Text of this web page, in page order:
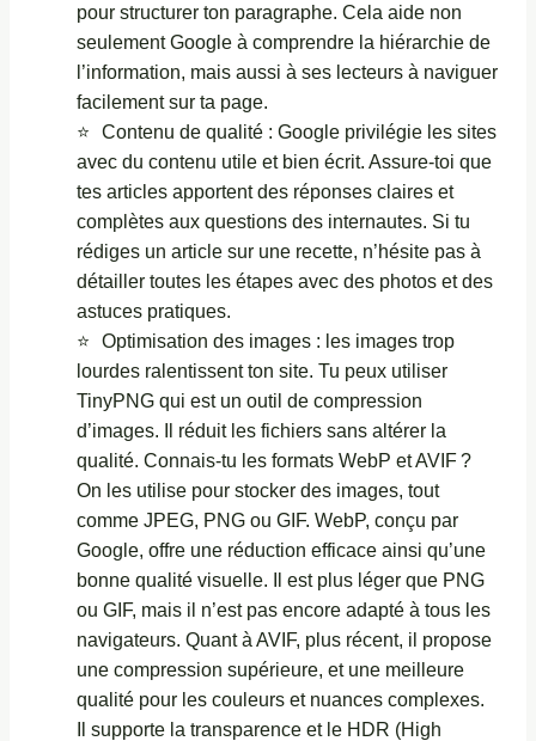
pour structurer ton paragraphe. Cela aide non
seulement Google à comprendre la hiérarchie de
l’information, mais aussi à ses lecteurs à naviguer
facilement sur ta page.
Contenu de qualité : Google privilégie les sites
avec du contenu utile et bien écrit. Assure-toi que
tes articles apportent des réponses claires et
complètes aux questions des internautes. Si tu
rédiges un article sur une recette, n’hésite pas à
détailler toutes les étapes avec des photos et des
astuces pratiques.
Optimisation des images : les images trop
lourdes ralentissent ton site. Tu peux utiliser
TinyPNG qui est un outil de compression
d’images. Il réduit les fichiers sans altérer la
qualité. Connais-tu les formats WebP et AVIF ?
On les utilise pour stocker des images, tout
comme JPEG, PNG ou GIF. WebP, conçu par
Google, offre une réduction efficace ainsi qu’une
bonne qualité visuelle. Il est plus léger que PNG
ou GIF, mais il n’est pas encore adapté à tous les
navigateurs. Quant à AVIF, plus récent, il propose
une compression supérieure, et une meilleure
qualité pour les couleurs et nuances complexes.
Il supporte la transparence et le HDR (High